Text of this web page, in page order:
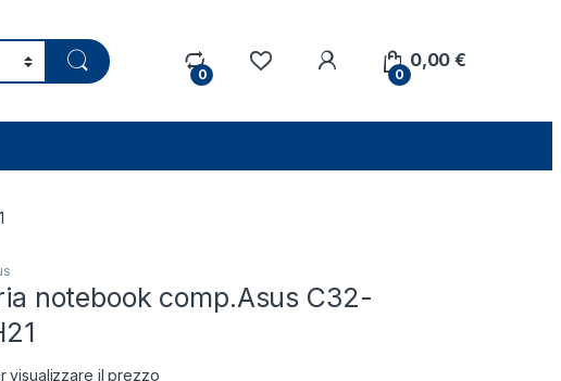
0 0
0,00€
notebook comp.Asus C32-
visualizzare il prezzo